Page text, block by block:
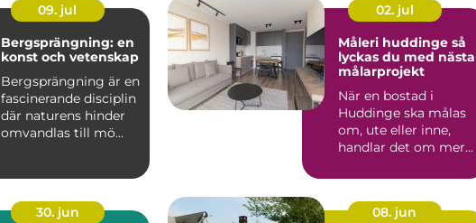
09. jul
Bergsprängning: en
konst och vetenskap
Bergsprängning är en
fascinerande disciplin
där naturens hinder
omvandlas till mö...
02. jul
Måleri huddinge så
lyckas du med nästa
målarprojekt
När en bostad i
Huddinge ska målas
om, ute eller inne,
handlar det om mer
professi...
30. jun
08. jun